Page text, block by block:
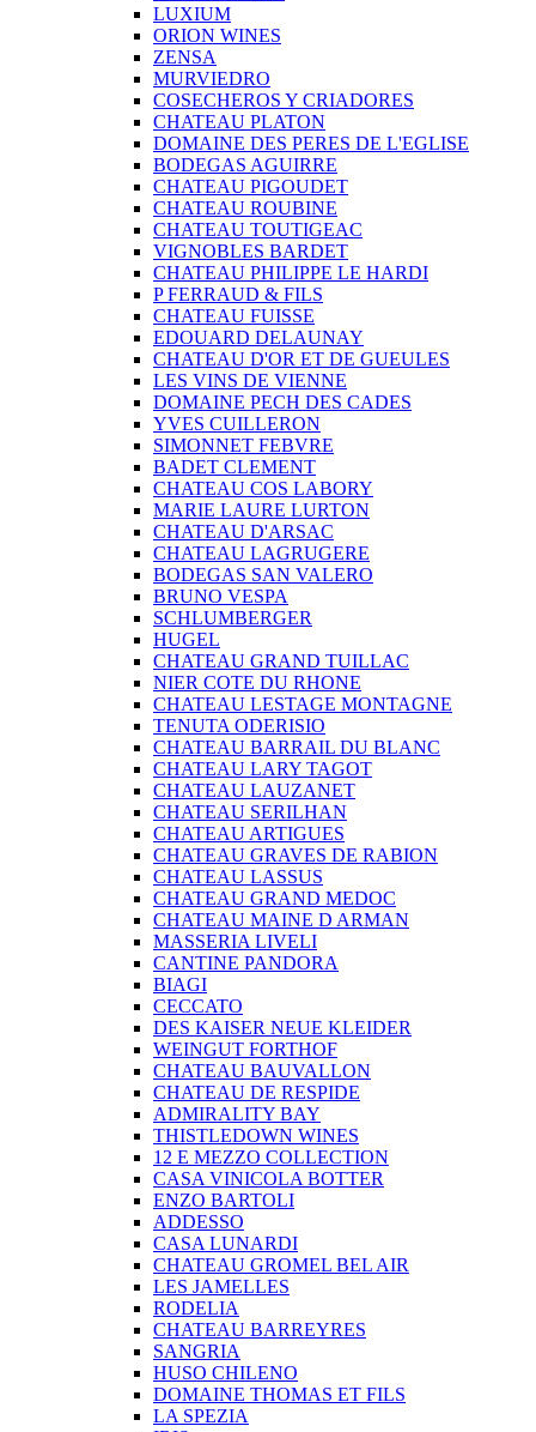
LUXIUM
ORION WINES
ZENSA
MURVIEDRO
COSECHEROS Y CRIADORES
CHATEAU PLATON
DOMAINE DES PERES DE L'EGLISE
BODEGAS AGUIRRE
CHATEAU PIGOUDET
CHATEAU ROUBINE
CHATEAU TOUTIGEAC
VIGNOBLES BARDET
CHATEAU PHILIPPE LE HARDI
P FERRAUD & FILS
CHATEAU FUISSE
EDOUARD DELAUNAY
CHATEAU D'OR ET DE GUEULES
LES VINS DE VIENNE
DOMAINE PECH DES CADES
YVES CUILLERON
SIMONNET FEBVRE
BADET CLEMENT
CHATEAU COS LABORY
MARIE LAURE LURTON
CHATEAU D'ARSAC
CHATEAU LAGRUGERE
BODEGAS SAN VALERO
BRUNO VESPA
SCHLUMBERGER
HUGEL
CHATEAU GRAND TUILLAC
NIER COTE DU RHONE
CHATEAU LESTAGE MONTAGNE
TENUTA ODERISIO
CHATEAU BARRAIL DU BLANC
CHATEAU LARY TAGOT
CHATEAU LAUZANET
CHATEAU SERILHAN
CHATEAU ARTIGUES
CHATEAU GRAVES DE RABION
CHATEAU LASSUS
CHATEAU GRAND MEDOC
CHATEAU MAINE D ARMAN
MASSERIA LIVELI
CANTINE PANDORA
BIAGI
CECCATO
DES KAISER NEUE KLEIDER
WEINGUT FORTHOF
CHATEAU BAUVALLON
CHATEAU DE RESPIDE
ADMIRALITY BAY
THISTLEDOWN WINES
12 E MEZZO COLLECTION
CASA VINICOLA BOTTER
ENZO BARTOLI
ADDESSO
CASA LUNARDI
CHATEAU GROMEL BEL AIR
LES JAMELLES
RODELIA
CHATEAU BARREYRES
SANGRIA
HUSO CHILENO
DOMAINE THOMAS ET FILS
LA SPEZIA